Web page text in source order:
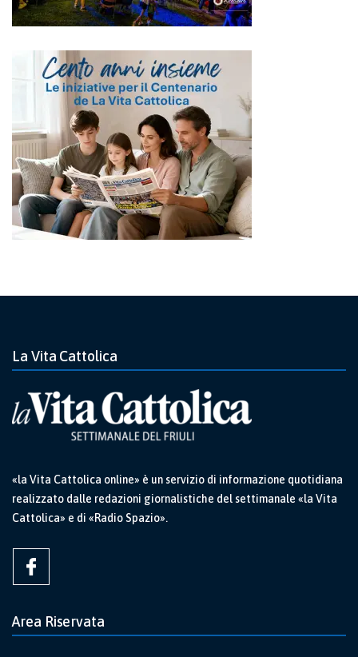
La Vita Cattolica
«la Vita Cattolica online» è un servizio di informazione quotidiana
realizzato dalle redazioni giornalistiche del settimanale «la Vita
Cattolica» e di «Radio Spazio».
Area Riservata